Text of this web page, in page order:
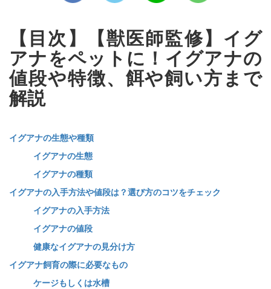
【目次】【獣医師監修】イグ
アナをペットに！イグアナの
値段や特徴、餌や飼い方まで
解説
イグアナの生態や種類
イグアナの生態
イグアナの種類
イグアナの入手方法や値段は？選び方のコツをチェック
イグアナの入手方法
イグアナの値段
健康なイグアナの見分け方
イグアナ飼育の際に必要なもの
ケージもしくは水槽